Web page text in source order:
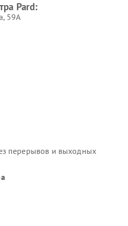
Pard:
59А
перерывов и выходных